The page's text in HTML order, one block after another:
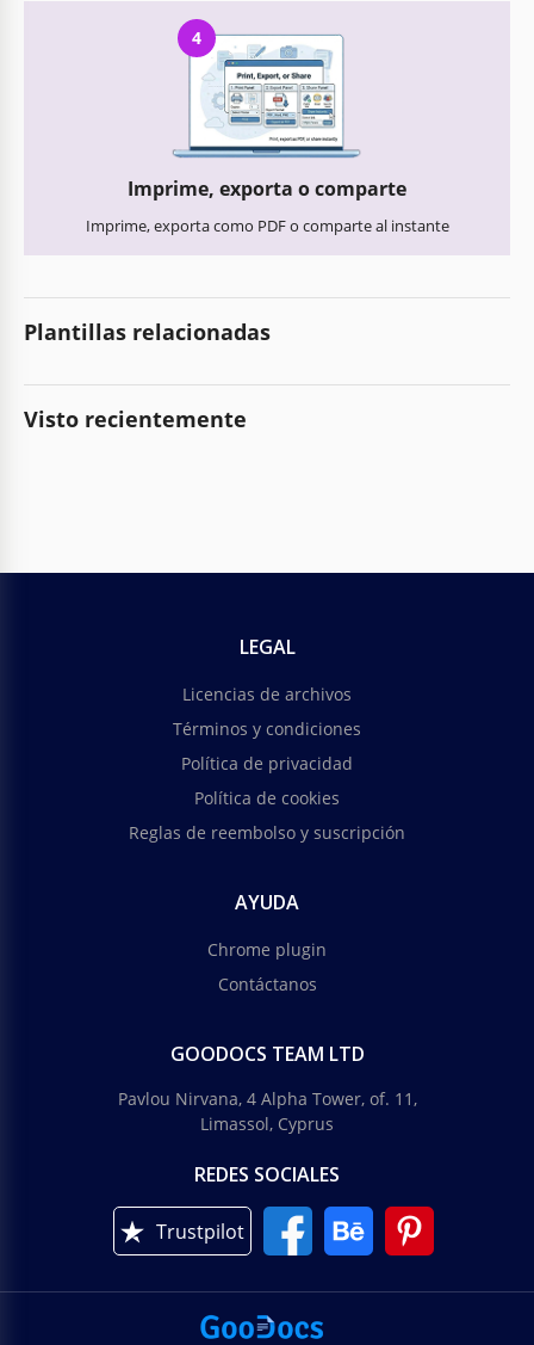
4
Imprime, exporta o comparte
Imprime, exporta como PDF o comparte al instante
Plantillas relacionadas
Visto recientemente
LEGAL
Licencias de archivos
Términos y condiciones
Política de privacidad
Política de cookies
Reglas de reembolso y suscripción
AYUDA
Chrome plugin
Contáctanos
GOODOCS TEAM LTD
Pavlou Nirvana, 4 Alpha Tower, of. 11,
Limassol, Cyprus
REDES SOCIALES
Trustpilot